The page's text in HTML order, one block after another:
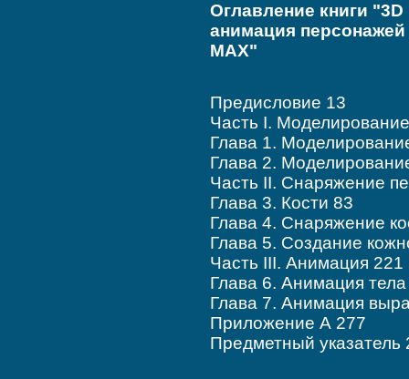
Оглавление книги
анимация
MAX"
Предисловие 13
Часть I.
Глава 1.
Глава 2.
Часть II. Снаряжение
Глава 3. Кости 83
Глава 4. Снаряжение
Глава 5. Создание
Часть III. Анимация 221
Глава 6. Анимация
Глава 7. Анимация
Приложение А 277
Предметный указатель